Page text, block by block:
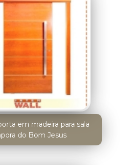
em madeira para sala
do Bom Jesus